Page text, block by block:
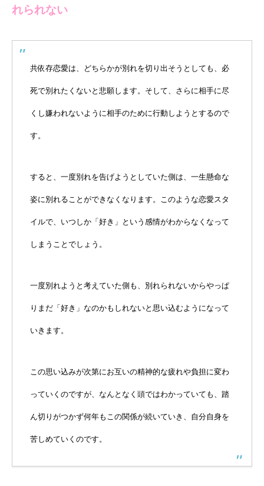
れられない
共依存恋愛は、どちらかが別れを切り出そうとしても、必
死で別れたくないと悲願します。そして、さらに相手に尽
くし嫌われないように相手のために行動しようとするので
す。
すると、一度別れを告げようとしていた側は、一生懸命な
姿に別れることができなくなります。このような恋愛スタ
イルで、いつしか「好き」という感情がわからなくなって
しまうことでしょう。
一度別れようと考えていた側も、別れられないからやっぱ
りまだ「好き」なのかもしれないと思い込むようになって
いきます。
この思い込みが次第にお互いの精神的な疲れや負担に変わ
っていくのですが、なんとなく頭ではわかっていても、踏
ん切りがつかず何年もこの関係が続いていき、自分自身を
苦しめていくのです。